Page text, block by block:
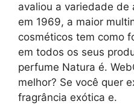
avaliou a variedade de
em 1969, a maior
cosméticos tem como
em todos os seus
perfume Natura é.
melhor? Se você quer
fragrância exótica e.